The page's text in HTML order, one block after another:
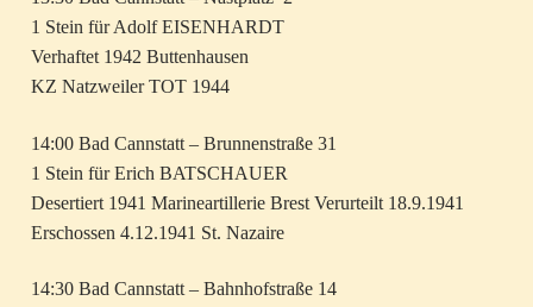
1 Stein für Adolf EISENHARDT
Verhaftet 1942 Buttenhausen
KZ Natzweiler TOT 1944
14:00 Bad Cannstatt – Brunnenstraße 31
1 Stein für Erich BATSCHAUER
Desertiert 1941 Marineartillerie Brest Verurteilt 18.9.1941
Erschossen 4.12.1941 St. Nazaire
14:30 Bad Cannstatt – Bahnhofstraße 14